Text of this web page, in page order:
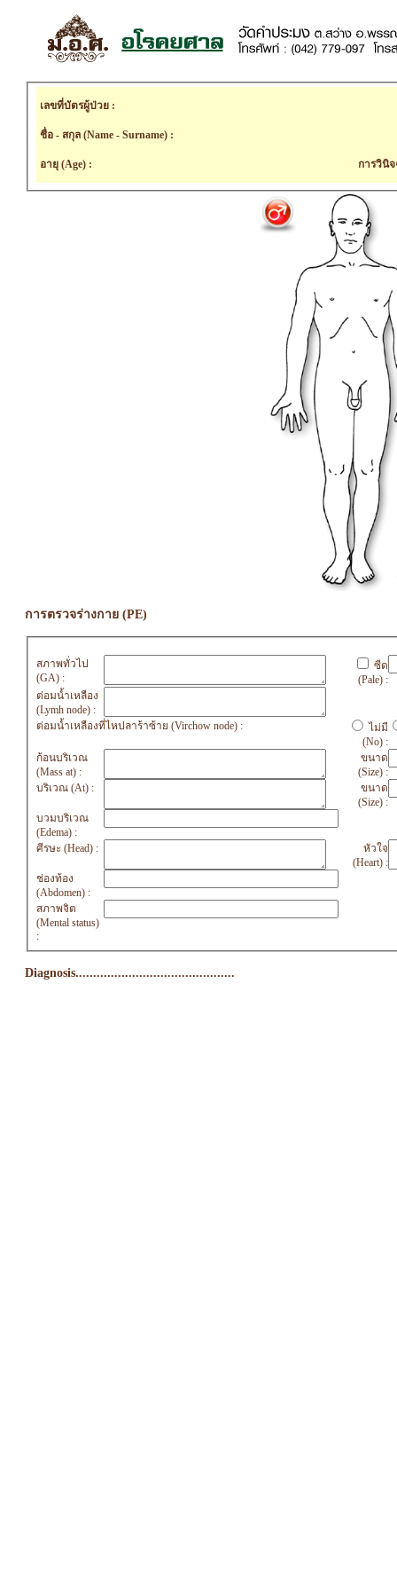
เลขที่บัตรผู้ป่วย :
ชื่อ - สกุล (Name - Surname) :
อายุ (Age) : การวินิ
การตรวจร่างกาย (PE)
สภาพทั่วไป
(GA) :
ซีด
(Pale) :
ต่อมน้ำเหลือง
(Lymh node) :
ต่อมน้ำเหลืองที่ไหปลาร้าซ้าย (Virchow node) :
ไม่มี
(No) :
ก้อนบริเวณ
(Mass at) :
ขนาด
(Size) :
บริเวณ (At) :
ขนาด
(Size) :
บวมบริเวณ
(Edema) :
ศีรษะ (Head) :
หัวใจ
(Heart) :
ช่องท้อง
(Abdomen) :
สภาพจิต
(Mental status)
:
Diagnosis.............................................